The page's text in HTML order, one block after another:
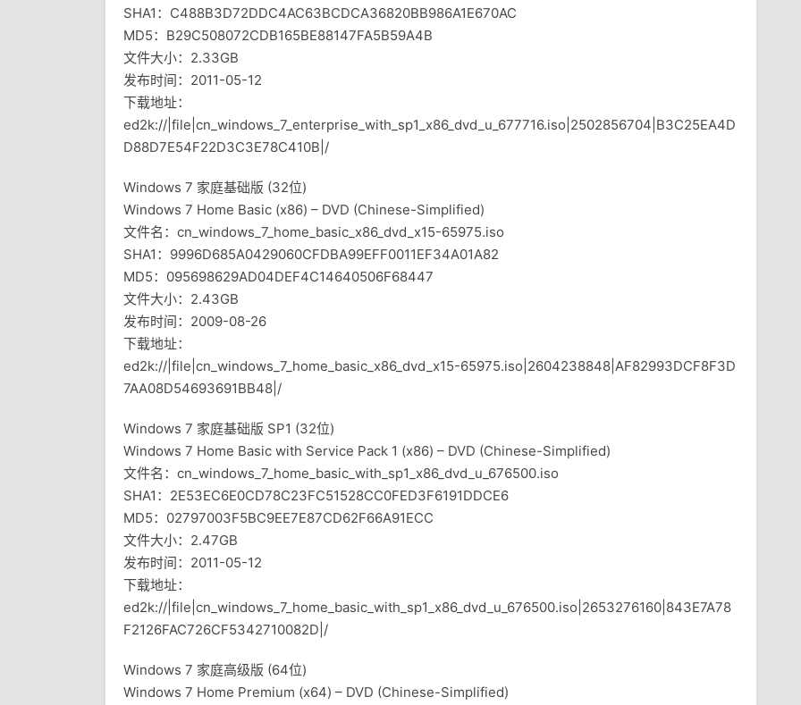
SHA1：C488B3D72DDC4AC63BCDCA36820BB986A1E670AC
MD5：B29C508072CDB165BE88147FA5B59A4B
文件大小：2.33GB
发布时间：2011-05-12
下载地址：
ed2k://|file|cn_windows_7_enterprise_with_sp1_x86_dvd_u_677716.iso|2502856704|B3C25EA4D
D88D7E54F22D3C3E78C410B|/
Windows 7 家庭基础版 (32位)
Windows 7 Home Basic (x86) – DVD (Chinese-Simplified)
文件名：cn_windows_7_home_basic_x86_dvd_x15-65975.iso
SHA1：9996D685A0429060CFDBA99EFF0011EF34A01A82
MD5：095698629AD04DEF4C14640506F68447
文件大小：2.43GB
发布时间：2009-08-26
下载地址：
ed2k://|file|cn_windows_7_home_basic_x86_dvd_x15-65975.iso|2604238848|AF82993DCF8F3D
7AA08D54693691BB48|/
Windows 7 家庭基础版 SP1 (32位)
Windows 7 Home Basic with Service Pack 1 (x86) – DVD (Chinese-Simplified)
文件名：cn_windows_7_home_basic_with_sp1_x86_dvd_u_676500.iso
SHA1：2E53EC6E0CD78C23FC51528CC0FED3F6191DDCE6
MD5：02797003F5BC9EE7E87CD62F66A91ECC
文件大小：2.47GB
发布时间：2011-05-12
下载地址：
ed2k://|file|cn_windows_7_home_basic_with_sp1_x86_dvd_u_676500.iso|2653276160|843E7A78
F2126FAC726CF5342710082D|/
Windows 7 家庭高级版 (64位)
Windows 7 Home Premium (x64) – DVD (Chinese-Simplified)